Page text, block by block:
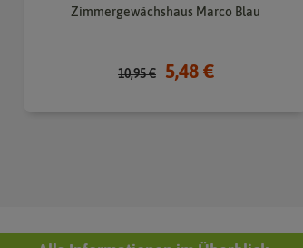
Zimmergewächshaus Marco Blau
10,95 € 5,48 €